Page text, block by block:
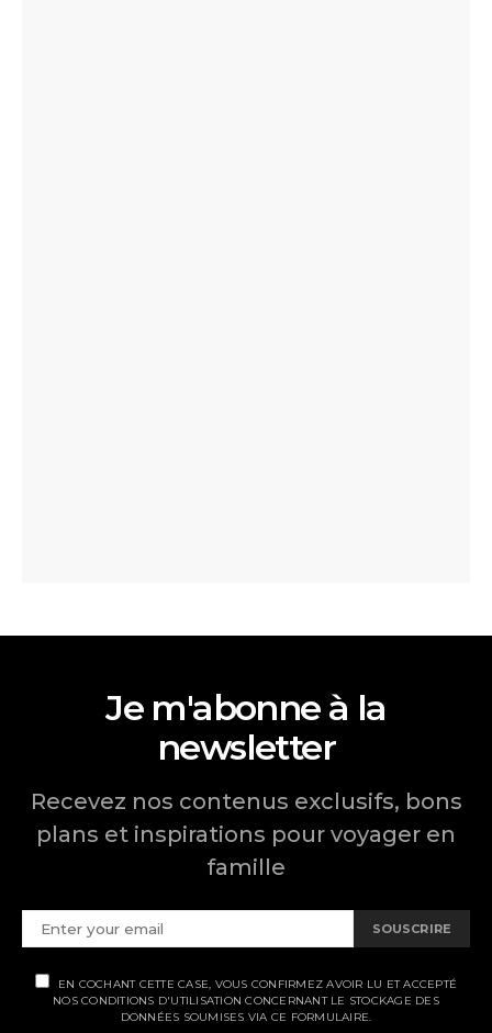
Je m'abonne à la
newsletter
Recevez nos contenus exclusifs, bons
plans et inspirations pour voyager en
famille
SOUSCRIRE
EN COCHANT CETTE CASE, VOUS CONFIRMEZ AVOIR LU ET ACCEPTÉ
NOS CONDITIONS D'UTILISATION CONCERNANT LE STOCKAGE DES
DONNÉES SOUMISES VIA CE FORMULAIRE.